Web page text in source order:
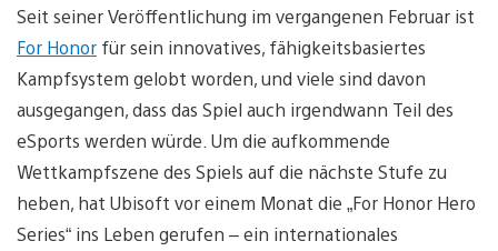
Seit seiner Veröffentlichung im vergangenen Februar ist
For Honor für sein innovatives, fähigkeitsbasiertes
Kampfsystem gelobt worden, und viele sind davon
ausgegangen, dass das Spiel auch irgendwann Teil des
eSports werden würde. Um die aufkommende
Wettkampfszene des Spiels auf die nächste Stufe zu
heben, hat Ubisoft vor einem Monat die „For Honor Hero
Series“ ins Leben gerufen – ein internationales